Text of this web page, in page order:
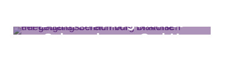
Diakonie-Pflegedienst
Schaumburg gGmbH